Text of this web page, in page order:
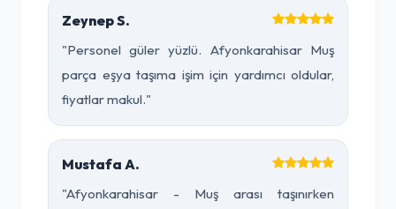
Zeynep S.
"Personel güler yüzlü. Afyonkarahisar Muş
parça eşya taşıma işim için yardımcı oldular,
fiyatlar makul."
Mustafa A.
"Afyonkarahisar - Muş arası taşınırken